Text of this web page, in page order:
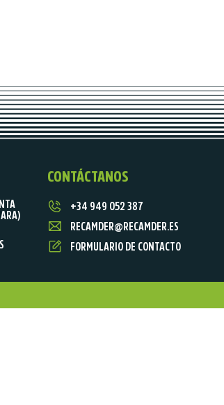
CONTÁCTANOS
+34 949 052 387
RECAMDER@RECAMDER.ES
FORMULARIO DE CONTACTO